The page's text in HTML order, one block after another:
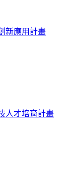
新應用計畫
人才培育計畫